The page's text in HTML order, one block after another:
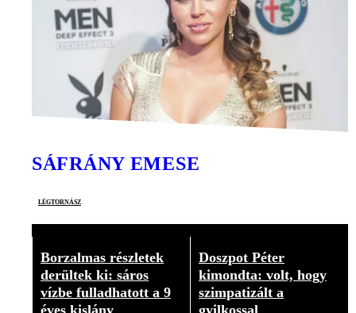
SÁFRÁNY EMESE
légtornász
Borzalmas részletek
derültek ki: sáros
vízbe fulladhatott a 9
éves kislány
Doszpot Péter
kimondta: volt, hogy
szimpatizált a
gyilkossal